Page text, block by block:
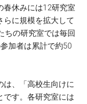
春休みには12研究室
らに規模を拡大して
ちの研究室では毎回
加者は累計で約50
は、「高校生向けに
です。各研究室には